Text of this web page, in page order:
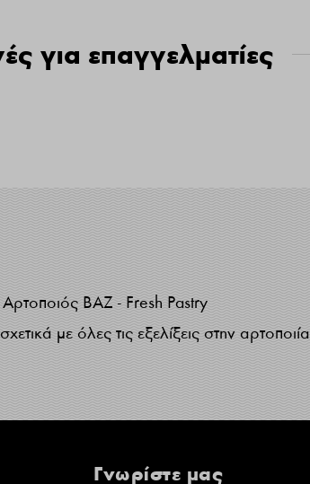
για επαγγελματίες
ΒΑΖ - Fresh Pastry
με όλες τις εξελίξεις στην αρτοποιία
Γνωρίστε μας